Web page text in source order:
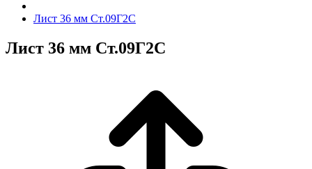
Лист 36 мм Ст.09Г2С
Лист 36 мм Ст.09Г2С